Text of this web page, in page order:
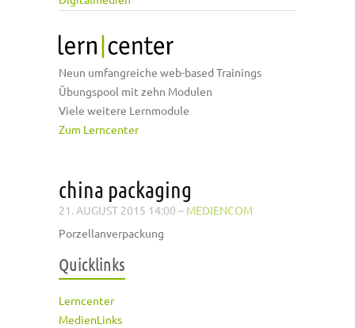
Neun umfangreiche web-based Trainings
Übungspool mit zehn Modulen
Viele weitere Lernmodule
Zum Lerncenter
china packaging
21. AUGUST 2015 14:00 – MEDIENCOM
Porzellanverpackung
Quicklinks
Lerncenter
MedienLinks